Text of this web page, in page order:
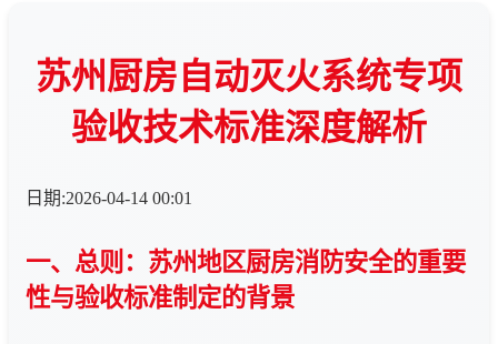
苏州厨房自动灭火系统专项
验收技术标准深度解析
日期:2026-04-14 00:01
一、总则：苏州地区厨房消防安全的重要
性与验收标准制定的背景